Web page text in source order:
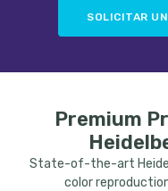
SOLICITAR
Premium
State-of-the-art
color